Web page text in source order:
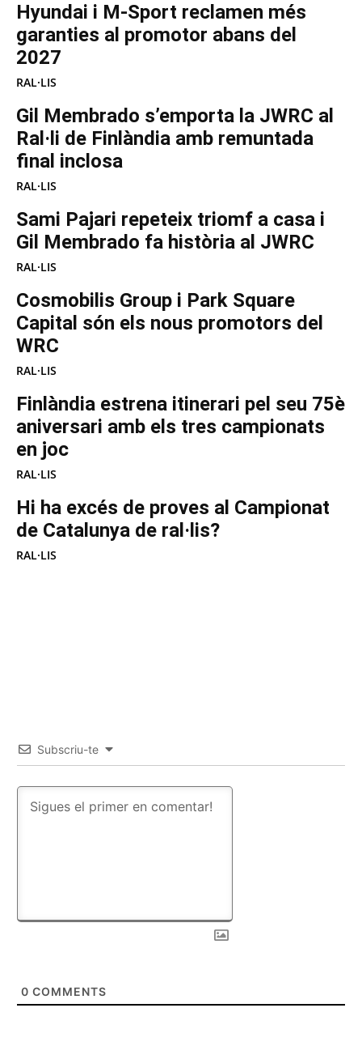
Hyundai i M-Sport reclamen més
garanties al promotor abans del
2027
RAL·LIS
Gil Membrado s’emporta la JWRC al
Ral·li de Finlàndia amb remuntada
final inclosa
RAL·LIS
Sami Pajari repeteix triomf a casa i
Gil Membrado fa història al JWRC
RAL·LIS
Cosmobilis Group i Park Square
Capital són els nous promotors del
WRC
RAL·LIS
Finlàndia estrena itinerari pel seu 75è
aniversari amb els tres campionats
en joc
RAL·LIS
Hi ha excés de proves al Campionat
de Catalunya de ral·lis?
RAL·LIS
Subscriu-te
0 COMMENTS